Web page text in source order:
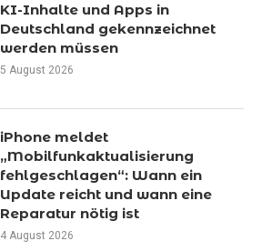
KI-Inhalte und Apps in
Deutschland gekennzeichnet
werden müssen
5 August 2026
iPhone meldet
„Mobilfunkaktualisierung
fehlgeschlagen“: Wann ein
Update reicht und wann eine
Reparatur nötig ist
4 August 2026